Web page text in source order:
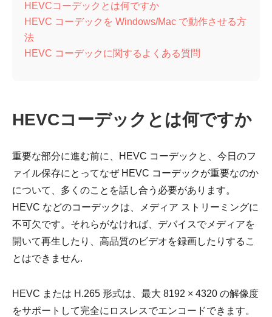
HEVCコーデックとは何ですか
HEVC コーデックを Windows/Mac で動作させる方
法
HEVC コーデックに関するよくある質問
HEVCコーデックとは何ですか
重要な部分に進む前に、HEVC コーデックと、今日のフ
ァイル保存にとってなぜ HEVC コーデックが重要なのか
について、多くのことを話し合う必要があります。
HEVC などのコーデックは、メディア ストリーミングに
不可欠です。それらがなければ、デバイスでメディアを
開いて再生したり、高品質のビデオを録画したりするこ
とはできません.
HEVC または H.265 形式は、最大 8192 × 4320 の解像度
をサポートして完全にロスレスでエンコードできます。